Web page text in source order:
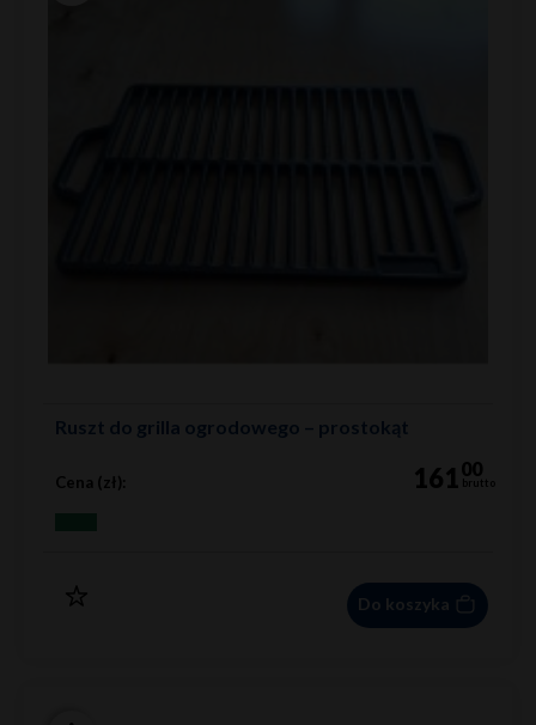
Ruszt do grilla ogrodowego – prostokąt
Cena (zł): 16100
brutto
Do koszyka